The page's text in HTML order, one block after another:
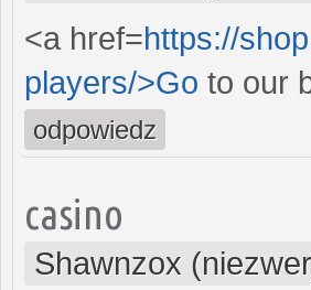
<a href=https://
players/>Go to our
odpowiedz
casino
Shawnzox